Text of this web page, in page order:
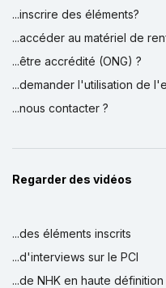
...inscrire des éléments?
...accéder au matériel de
...être accrédité (ONG) ?
...demander l'utilisation de
...nous contacter ?
Regarder des vidéos
...des éléments inscrits
...d'interviews sur le PCI
...de NHK en haute définition